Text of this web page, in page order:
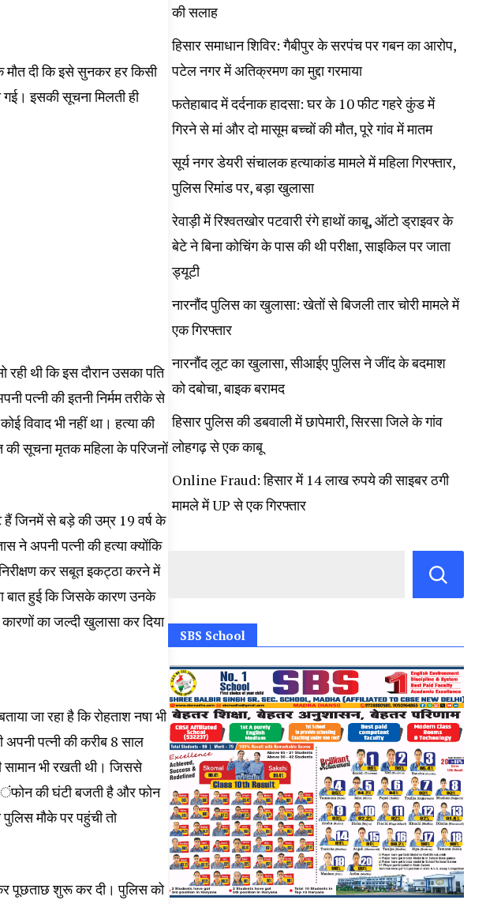
मौत दी कि इसे सुनकर हर किसी
इसकी सूचना मिलती ही
रही थी कि इस दौरान उसका पति
पत्नी की इतनी निर्मम तरीके से
विवाद भी नहीं था। हत्या की
सूचना मृतक महिला के परिजनों
हैं जिनमें से बड़े की उम्र 19 वर्ष के
ने अपनी पत्नी की हत्या क्योंकि
कर सबूत इकट्ठा करने में
बात हुई कि जिसके कारण उनके
का जल्दी खुलासा कर दिया
जा रहा है कि रोहताश नषा भी
पत्नी की करीब 8 साल
भी रखती थी। जिससे
ंफोन की घंटी बजती है और फोन
मौके पर पहुंची तो
पूछताछ शुरू कर दी। पुलिस को
की सलाह
हिसार समाधान शिविर: गैबीपुर के सरपंच पर गबन का आरोप,
पटेल नगर में अतिक्रमण का मुद्दा गरमाया
फतेहाबाद में दर्दनाक हादसा: घर के 10 फीट गहरे कुंड में
गिरने से मां और दो मासूम बच्चों की मौत, पूरे गांव में मातम
सूर्य नगर डेयरी संचालक हत्याकांड मामले में महिला गिरफ्तार,
पुलिस रिमांड पर, बड़ा खुलासा
रेवाड़ी में रिश्वतखोर पटवारी रंगे हाथों काबू, ऑटो ड्राइवर के
बेटे ने बिना कोचिंग के पास की थी परीक्षा, साइकिल पर जाता
ड्यूटी
नारनौंद पुलिस का खुलासा: खेतों से बिजली तार चोरी मामले में
एक गिरफ्तार
नारनौंद लूट का खुलासा, सीआईए पुलिस ने जींद के बदमाश
को दबोचा, बाइक बरामद
हिसार पुलिस की डबवाली में छापेमारी, सिरसा जिले के गांव
लोहगढ़ से एक काबू
Online Fraud: हिसार में 14 लाख रुपये की साइबर ठगी
मामले में UP से एक गिरफ्तार
SBS School